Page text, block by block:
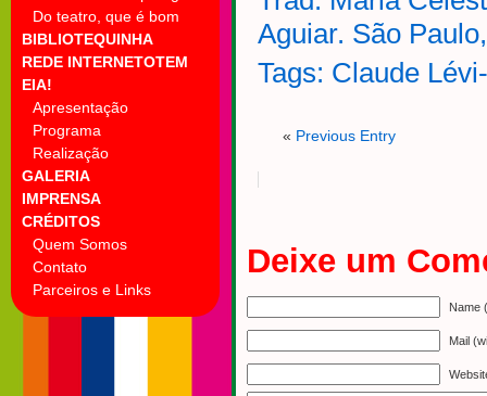
Do teatro, que é bom
BIBLIOTEQUINHA
REDE INTERNETOTEM
EIA!
Apresentação
Programa
Realização
GALERIA
IMPRENSA
CRÉDITOS
Quem Somos
Contato
Parceiros e Links
Aguiar. São
Tags: Claude
« Previous Entry
Deixe um
Name
Mail